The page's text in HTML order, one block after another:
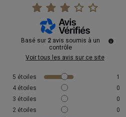
Basé sur 2 avis soumis à un
contrôle
Voir tous les avis sur ce site
5 étoiles
1
4 étoiles
0
3 étoiles
0
2 étoiles
0